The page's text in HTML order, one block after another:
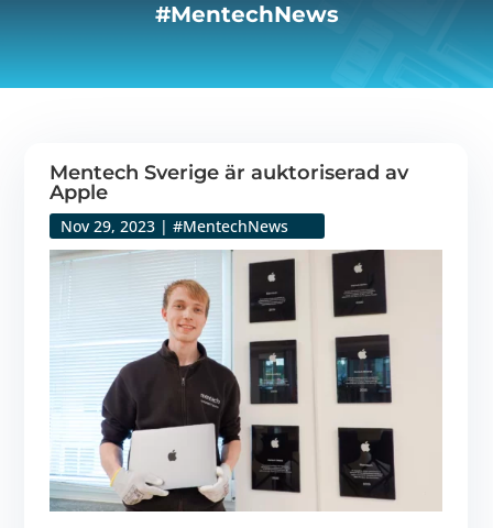
#MentechNews
Mentech Sverige är auktoriserad av
Apple
Nov 29, 2023| #MentechNews